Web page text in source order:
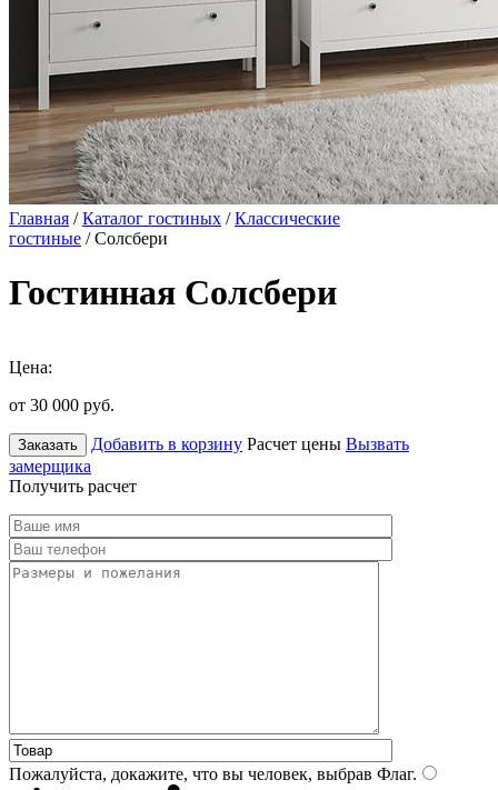
Главная /Каталог гостиных /Классические
гостиные / Солсбери
Гостинная Солсбери
Цена:
от 30 000 руб.
Заказать Добавить в корзину Расчет цены Вызвать
замерщика
Получить расчет
Пожалуйста, докажите, что вы человек, выбрав Флаг.